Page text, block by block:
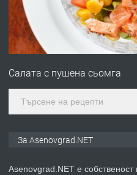
ПРЕДЛАГА
Салата с пушена сьомга
За Asenovgrad.NET
Asenovgrad.NET е